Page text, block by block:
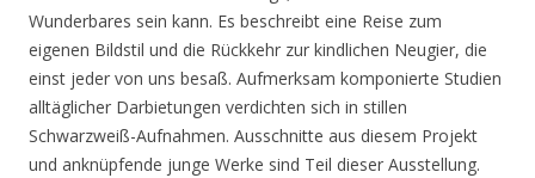
Wunderbares sein kann. Es beschreibt eine Reise zum
eigenen Bildstil und die Rückkehr zur kindlichen Neugier, die
einst jeder von uns besaß. Aufmerksam komponierte Studien
alltäglicher Darbietungen verdichten sich in stillen
Schwarzweiß-Aufnahmen. Ausschnitte aus diesem Projekt
und anknüpfende junge Werke sind Teil dieser Ausstellung.